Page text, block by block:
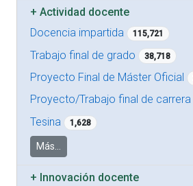
+Actividad docente
Docencia impartida
115,721
Trabajo final de grado 38,718
Proyecto Final de Máster Oficial
Proyecto/Trabajo final de carrera
Tesina 1,628
Más...
+ Innovación docente